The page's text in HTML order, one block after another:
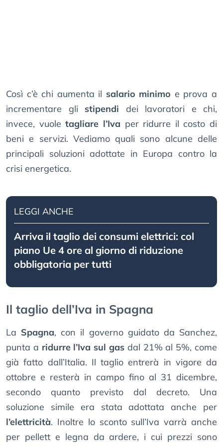
Così c’è chi aumenta il salario minimo e prova a
incrementare gli stipendi dei lavoratori e chi,
invece, vuoletagliare l’Iva per ridurre il costo di
beni e servizi. Vediamo quali sono alcune delle
principali soluzioni adottate in Europa contro la
crisi energetica.
LEGGI ANCHE
Arriva il taglio dei consumi elettrici: col
piano Ue 4 ore al giorno di riduzione
obbligatoria per tutti
Il taglio dell’Iva in Spagna
La Spagna, con il governo guidato da Sanchez,
punta a ridurre l’Iva sul gas dal 21% al 5%, come
già fatto dall’Italia. Il taglio entrerà in vigore da
ottobre e resterà in campo fino al 31 dicembre,
secondo quanto previsto dal decreto. Una
soluzione simile era stata adottata anche per
l’elettricità. Inoltre lo sconto sull’Iva varrà anche
per pellett e legna da ardere, i cui prezzi sono